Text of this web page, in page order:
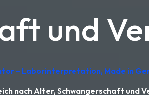
und
– Laborinterpretation, Made in
nach Alter, Schwangerschaft und